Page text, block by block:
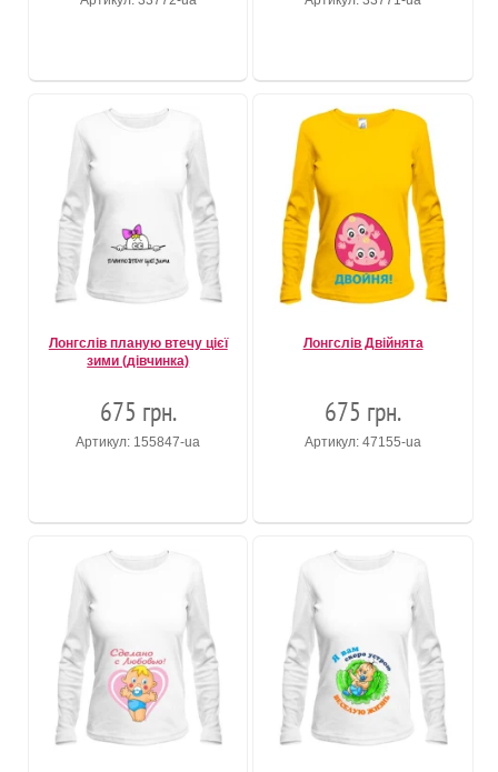
Лонгслів планую втечу цієї
зими (дівчинка)
675 грн.
Артикул: 155847-ua
Лонгслів Двійнята
675 грн.
Артикул: 47155-ua